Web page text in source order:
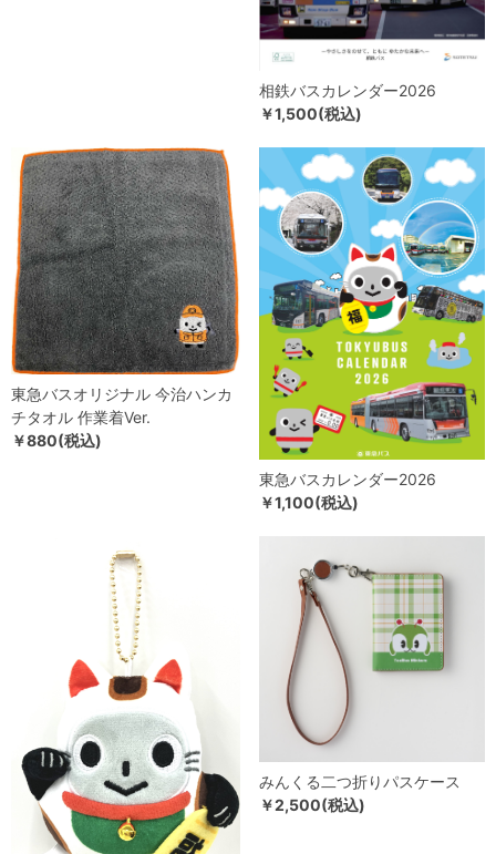
相鉄バスカレンダー2026
￥1,500(税込)
東急バスオリジナル 今治ハンカ
チタオル 作業着Ver.
￥880(税込)
東急バスカレンダー2026
￥1,100(税込)
みんくる二つ折りパスケース
￥2,500(税込)